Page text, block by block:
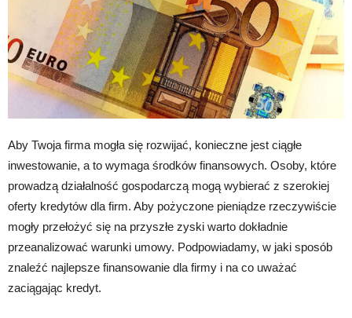
Aby Twoja firma mogła się rozwijać, konieczne jest ciągłe
inwestowanie, a to wymaga środków finansowych. Osoby, które
prowadzą działalność gospodarczą mogą wybierać z szerokiej
oferty kredytów dla firm. Aby pożyczone pieniądze rzeczywiście
mogły przełożyć się na przyszłe zyski warto dokładnie
przeanalizować warunki umowy. Podpowiadamy, w jaki sposób
znaleźć najlepsze finansowanie dla firmy i na co uważać
zaciągając kredyt.